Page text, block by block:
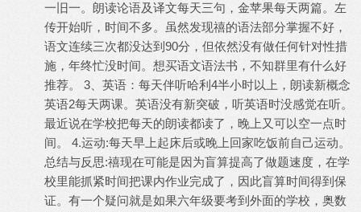
一旧一。朗读论语及译文每天三句，金苹果每天两篇。左
传开始听，时间不多。虽然发现禧的语法部分掌握不好，
语文连续三次都没达到90分，但依然没有做任何针对性措
施，年终忙没时间。想买语文语法书，不知群里有什么好
推荐。 3、英语：每天伴听哈利4半小时以上，朗读新概念
英语2每天两课。英语没有新突破，听英语时没感觉在听。
最近说在学校把每天的朗读都读了，晚上又可以空一点时
间。 4.运动:每天早上起床后或晚上回家吃饭前自己运动。
总结与反思:禧现在可能是因为盲算提高了做题速度，在学
校里能抓紧时间把课内作业完成了，因此盲算时间得到保
证。有一个疑问就是如果六年级要考到外面的学校，奥数